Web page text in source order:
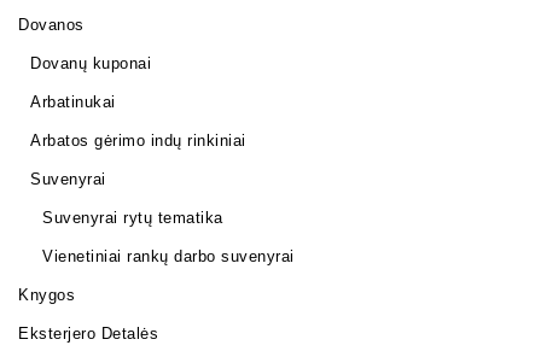
Dovanos
Dovanų kuponai
Arbatinukai
Arbatos gėrimo indų rinkiniai
Suvenyrai
Suvenyrai rytų tematika
Vienetiniai rankų darbo suvenyrai
Knygos
Eksterjero Detalės